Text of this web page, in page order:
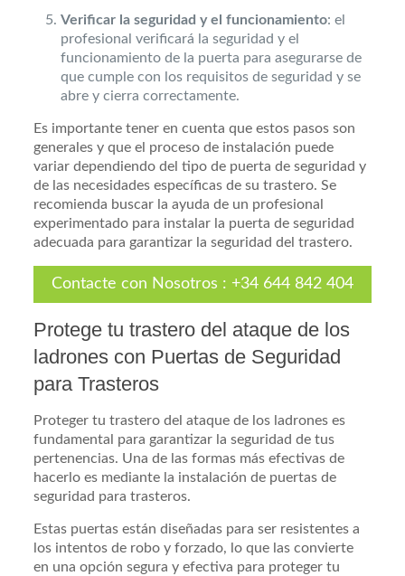
Verificar la seguridad y el funcionamiento: el
profesional verificará la seguridad y el
funcionamiento de la puerta para asegurarse de
que cumple con los requisitos de seguridad y se
abre y cierra correctamente.
Es importante tener en cuenta que estos pasos son
generales y que el proceso de instalación puede
variar dependiendo del tipo de puerta de seguridad y
de las necesidades específicas de su trastero. Se
recomienda buscar la ayuda de un profesional
experimentado para instalar la puerta de seguridad
adecuada para garantizar la seguridad del trastero.
Contacte con Nosotros : +34 644 842 404
Protege tu trastero del ataque de los
ladrones con Puertas de Seguridad
para Trasteros
Proteger tu trastero del ataque de los ladrones es
fundamental para garantizar la seguridad de tus
pertenencias. Una de las formas más efectivas de
hacerlo es mediante la instalación de puertas de
seguridad para trasteros.
Estas puertas están diseñadas para ser resistentes a
los intentos de robo y forzado, lo que las convierte
en una opción segura y efectiva para proteger tu